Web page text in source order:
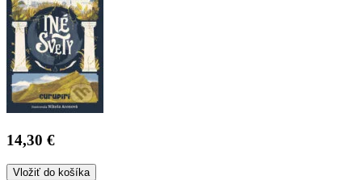
14,30 €
Vložiť do košíka